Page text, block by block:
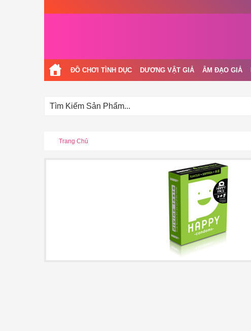
ĐỒ CHƠI TÌNH DỤC DƯƠNG VẬT GIẢ ÂM ĐẠO GIẢ
Trang Chủ